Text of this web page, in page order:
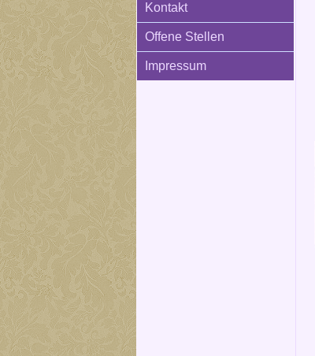
Kontakt
Offene Stellen
Impressum